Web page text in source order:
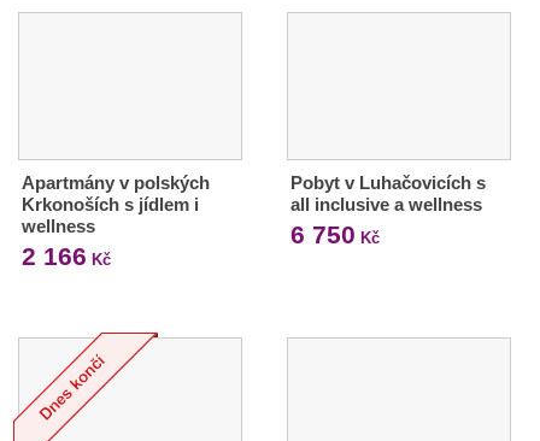
Apartmány v polských
Krkonoších s jídlem i
wellness
2 166 Kč
Pobyt v Luhačovicích s
all inclusive a wellness
6 750 Kč